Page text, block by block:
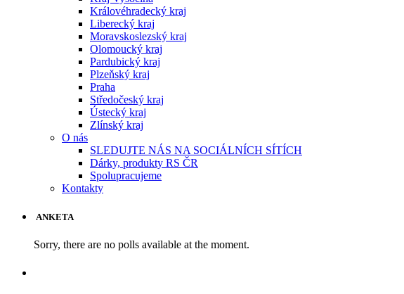
Královéhradecký kraj
Liberecký kraj
Moravskoslezský kraj
Olomoucký kraj
Pardubický kraj
Plzeňský kraj
Praha
Středočeský kraj
Ústecký kraj
Zlínský kraj
O nás
SLEDUJTE NÁS NA SOCIÁLNÍCH SÍTÍCH
Dárky, produkty RS ČR
Spolupracujeme
Kontakty
ANKETA
Sorry, there are no polls available at the moment.